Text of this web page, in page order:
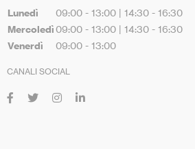
Lunedì 09:00 - 13:00 | 14:30 - 16:30
Mercoledì 09:00 - 13:00 | 14:30 - 16:30
Venerdì 09:00 - 13:00
CANALI SOCIAL